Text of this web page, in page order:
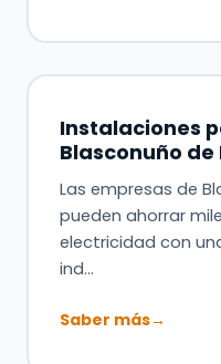
Instalaciones
Blasconuño
Las empresas de
pueden ahorrar
electricidad con
ind…
Saber más→